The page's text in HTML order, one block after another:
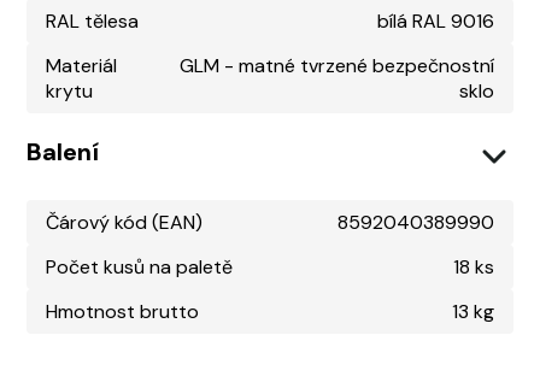
RAL tělesa
bílá RAL 9016
Materiál
krytu
GLM - matné tvrzené bezpečnostní
sklo
Balení
Čárový kód (EAN)
8592040389990
Počet kusů na paletě
18 ks
Hmotnost brutto
13 kg